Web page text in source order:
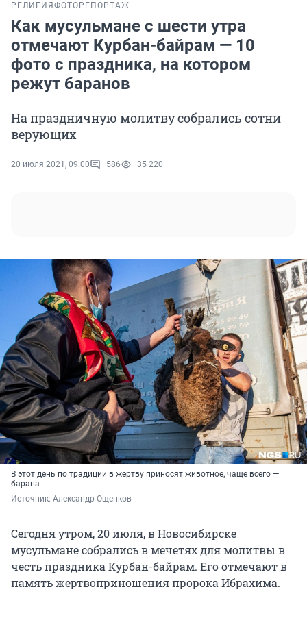
РЕЛИГИЯ ФОТОРЕПОРТАЖ
Как мусульмане с шести утра
отмечают Курбан-байрам — 10
фото с праздника, на котором
режут баранов
На праздничную молитву собрались сотни
верующих
20 июля 2021, 09:00 586 35 220
В этот день по традиции в жертву приносят животное, чаще всего —
барана
Источник: Александр Ощепков
Сегодня утром, 20 июля, в Новосибирске
мусульмане собрались в мечетях для молитвы в
честь праздника Курбан-байрам. Его отмечают в
память жертвоприношения пророка Ибрахима.